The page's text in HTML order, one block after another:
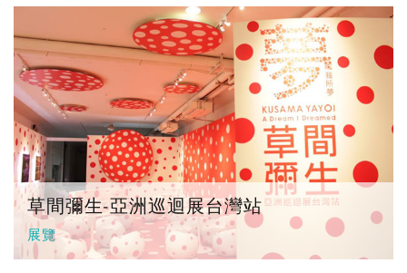
草間彌生-亞洲巡迴展台灣站
展覽